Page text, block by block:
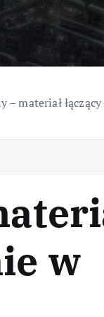
materiał
w